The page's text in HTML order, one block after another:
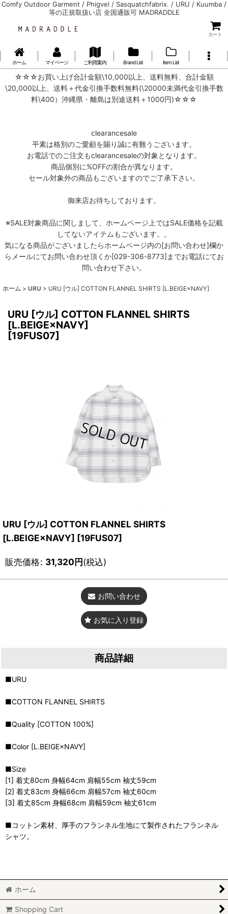
Comfy Outdoor Garment / Phigvel / Sasquatchfabrix. / URU / Kuumba /
等の正規取扱い店 全国通販可 MADRADDLE
カート
ホーム マイページ ご利用案内 Brand List item List
☆☆☆お買い上げ合計金額\10,000以上、送料無料、合計金額
\20,000以上、送料＋代金引換手数料無料(\20000未満代金引換手数
料\400）沖縄県・離島は別途送料＋1000円)☆☆☆
clearancesale
平素は格別のご愛顧を賜り誠に有難うございます。
お電話でのご注文もclearancesaleの対象となります。
商品個別に%OFFの割合が異なります。
セール対象外の商品もございますのでご了承下さい。
御来店お待ちしております。
※SALE対象商品に関しまして、ホームページ上ではSALE価格を記載
してないアイテムもございます。。
気になる商品がございましたらホームページ内の[お問い合わせ]欄か
らメールにてお問い合わせ頂くか[029-306-8773]までお電話にてお
問い合わせ下さい。
ホーム > URU > URU [ウル] COTTON FLANNEL SHIRTS [L.BEIGE×NAVY]
URU [ウル] COTTON FLANNEL SHIRTS
[L.BEIGE×NAVY]
[19FUS07]
URU [ウル] COTTON FLANNEL SHIRTS
[L.BEIGE×NAVY] [19FUS07]
販売価格: 31,320円(税込)
お問い合わせ
お気に入り登録
商品詳細
■URU
■COTTON FLANNEL SHIRTS
■Quality [COTTON 100%]
■Color [L.BEIGE×NAVY]
■Size
[1] 着丈80cm 身幅64cm 肩幅55cm 袖丈59cm
[2] 着丈83cm 身幅66cm 肩幅57cm 袖丈60cm
[3] 着丈85cm 身幅68cm 肩幅59cm 袖丈61cm
■コットン素材、厚手のフランネル生地にて製作されたフランネル
シャツ。
ホーム
Shopping Cart